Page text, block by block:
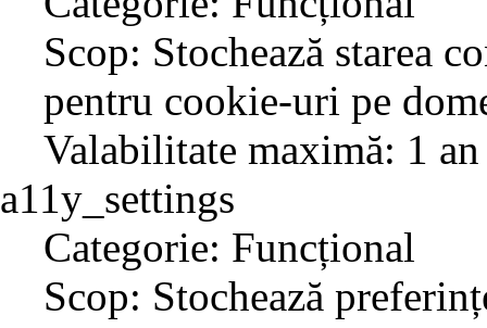
Scop: Stochează starea
pentru cookie-uri pe
Valabilitate maximă: 1 an
a11y_settings
Categorie: Funcțional
Scop: Stochează